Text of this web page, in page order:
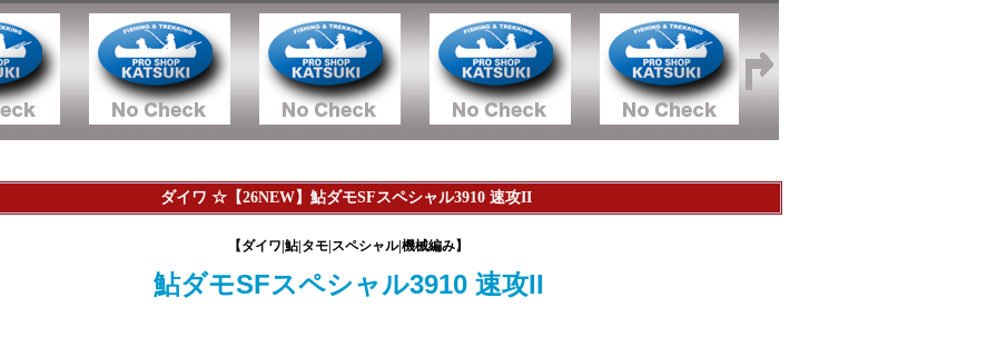
ダイワ ☆【26NEW】鮎ダモSFスペシャル3910 速攻II
【ダイワ|鮎|タモ|スペシャル|機械編み】
鮎ダモSFスペシャル3910 速攻II